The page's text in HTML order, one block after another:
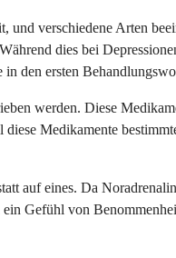
verschiedene Arten
dies bei
den ersten
werden. Diese
Medikamente
auf eines. Da
Gefühl von